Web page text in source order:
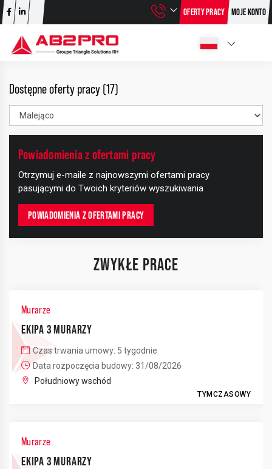
OFERTY PRACY MOJE KONTO
Dostępne oferty pracy (17)
Powiadomienia z ofertami pracy
Otrzymuj e-maile z najnowszymi ofertami pracy
pasującymi do Twoich kryteriów wyszukiwania
POWIADOMIENIA Z OFERTAMI PRACY
ZWYKŁE PRACE
Murarze
EKIPA 3 MURARZY
Czas trwania umowy: 5 tygodnie
Data rozpoczęcia budowy: 31/08/2026
Południowy wschód
TYMCZASOWY
Murarze
EKIPA 3 MURARZY
+
−